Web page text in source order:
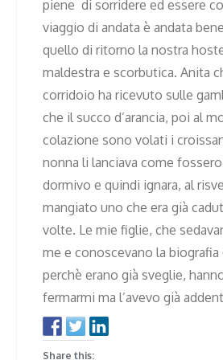
piene di sorridere ed essere
viaggio di andata è andata
quello di ritorno la nostra
maldestra e scorbutica. Anita
corridoio ha ricevuto sulle
che il succo d’arancia, poi al
colazione sono volati i
nonna li lanciava come
dormivo e quindi ignara, al
mangiato uno che era già
volte. Le mie figlie, che
me e conoscevano la
perchè erano già sveglie,
fermarmi ma l’avevo già
Share this: